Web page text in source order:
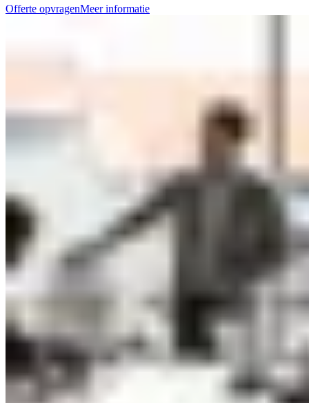
Offerte opvragenMeer informatie